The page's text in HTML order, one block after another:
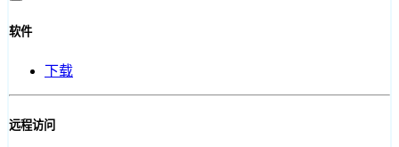
软件
下载
远程访问